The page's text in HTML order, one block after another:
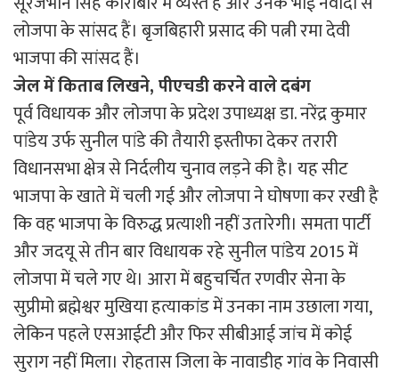
लोजपा के सांसद हैं। बृजबिहारी प्रसाद की पत्नी रमा देवी
भाजपा की सांसद हैं।
जेलमेंकिताबलिखने,पीएचडीकरनेवालेदबंग
पूर्व विधायक और लोजपा के प्रदेश उपाध्यक्ष डा. नरेंद्र कुमार
पांडेय उर्फ सुनील पांडे की तैयारी इस्तीफा देकर तरारी
विधानसभा क्षेत्र से निर्दलीय चुनाव लड़ने की है। यह सीट
भाजपा के खाते में चली गई और लोजपा ने घोषणा कर रखी है
कि वह भाजपा के विरुद्ध प्रत्याशी नहीं उतारेगी। समता पार्टी
और जदयू से तीन बार विधायक रहे सुनील पांडेय 2015 में
लोजपा में चले गए थे। आरा में बहुचर्चित रणवीर सेना के
सुप्रीमो ब्रह्मेश्वर मुखिया हत्याकांड में उनका नाम उछाला गया,
लेकिन पहले एसआईटी और फिर सीबीआई जांच में कोई
सुराग नहीं मिला। रोहतास जिला के नावाडीह गांव के निवासी